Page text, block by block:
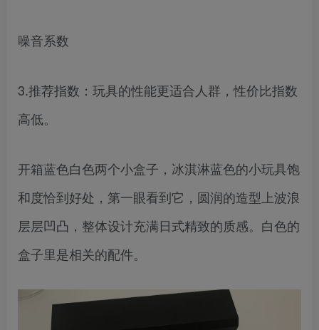
噪音系数
3.推荐指数：玩具的性能更适合人群，性价比指数
高低。
开箱蓝色白色两个小盒子，冰淇淋蓝色的小玩具饱
和度恰到好处，第一眼看到它，圆润的造型上波浪
层层凹凸，整体设计充满日式精致的质感。白色的
盒子里是相关的配件。